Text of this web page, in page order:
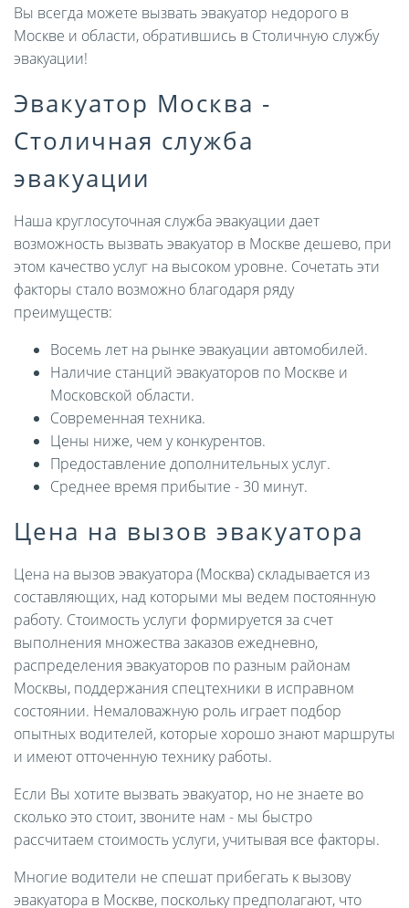
Вы всегда можете вызвать эвакуатор недорого в
Москве и области, обратившись в Столичную службу
эвакуации!
Эвакуатор Москва -
Столичная служба
эвакуации
Наша круглосуточная служба эвакуации дает
возможность вызвать эвакуатор в Москве дешево, при
этом качество услуг на высоком уровне. Сочетать эти
факторы стало возможно благодаря ряду
преимуществ:
Восемь лет на рынке эвакуации автомобилей.
Наличие станций эвакуаторов по Москве и
Московской области.
Современная техника.
Цены ниже, чем у конкурентов.
Предоставление дополнительных услуг.
Среднее время прибытие - 30 минут.
Цена на вызов эвакуатора
Цена на вызов эвакуатора (Москва) складывается из
составляющих, над которыми мы ведем постоянную
работу. Стоимость услуги формируется за счет
выполнения множества заказов ежедневно,
распределения эвакуаторов по разным районам
Москвы, поддержания спецтехники в исправном
состоянии. Немаловажную роль играет подбор
опытных водителей, которые хорошо знают маршруты
и имеют отточенную технику работы.
Если Вы хотите вызвать эвакуатор, но не знаете во
сколько это стоит, звоните нам - мы быстро
рассчитаем стоимость услуги, учитывая все факторы.
Многие водители не спешат прибегать к вызову
эвакуатора в Москве, поскольку предполагают, что